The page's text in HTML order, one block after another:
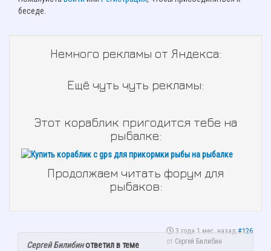
беседе.
Немного рекламы от Яндекса:
Ещё чуть чуть рекламы:
Этот кораблик пригодится тебе на
рыбалке:
Продолжаем читать форум для
рыбаков:
3 года 1 мес. назад #126
от Сергей Билибин
Сергей Билибинответил в теме